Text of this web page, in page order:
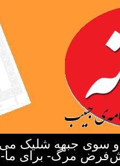
سوی جبهه شلیک
مرگ- برای ما-